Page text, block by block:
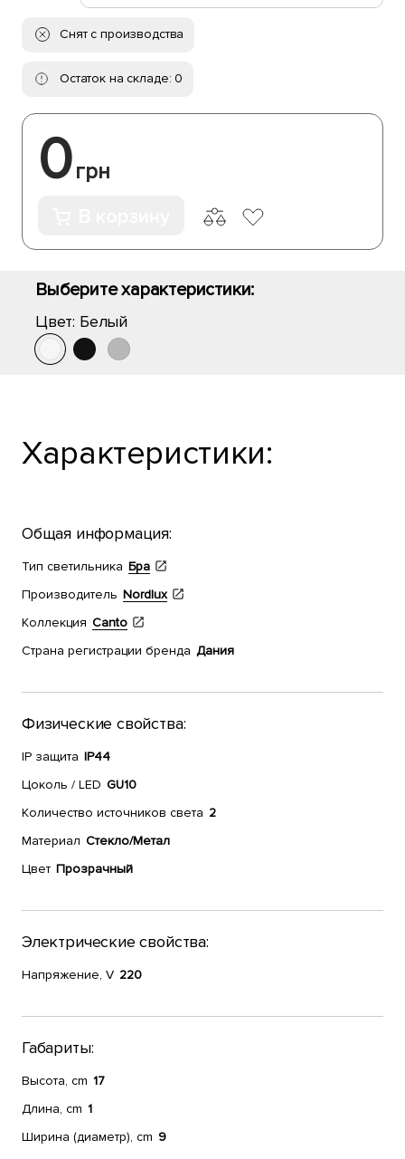
Снят с производства
Остаток на складе: 0
0грн
Выберите характеристики:
Цвет: Белый
Характеристики:
Общая информация:
Тип светильника Бра
Производитель Nordlux
Коллекция Canto
Страна регистрации бренда Дания
Физические свойства:
IP защита IP44
Цоколь / LED GU10
Количество источников света 2
Материал Стекло/Метал
Цвет Прозрачный
Электрические свойства:
Напряжение, V 220
Габариты:
Высота, cm 17
Длина, cm 1
Ширина (диаметр), cm 9